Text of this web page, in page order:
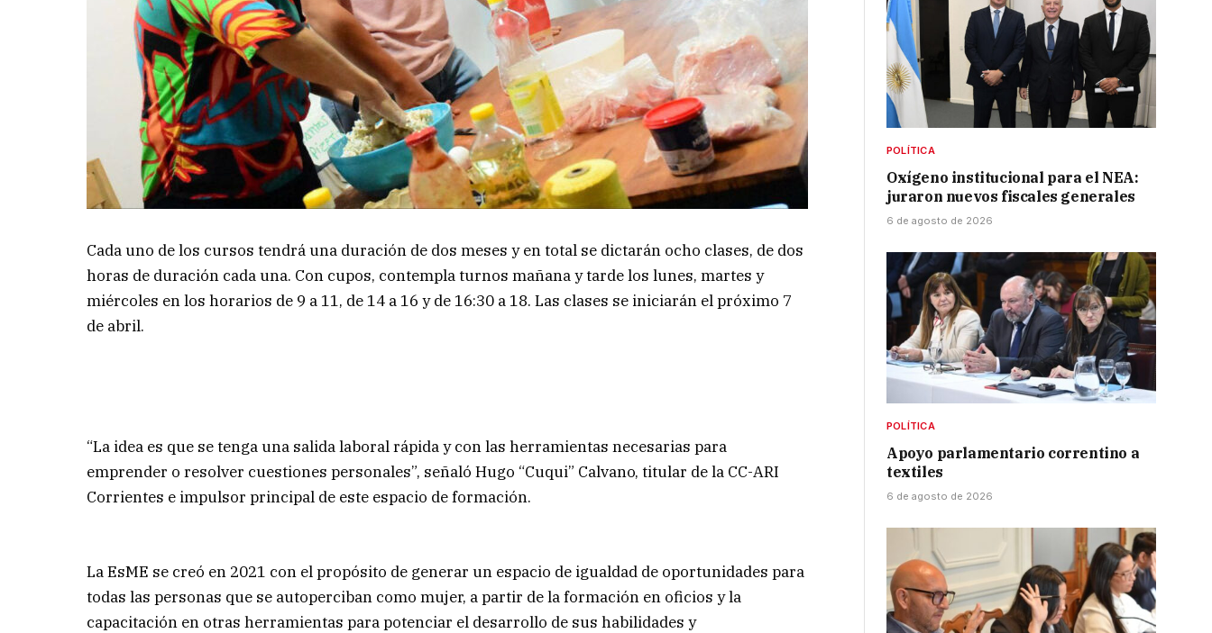
Cada uno de los cursos tendrá una duración de dos meses y en total se dictarán ocho clases, de dos
horas de duración cada una. Con cupos, contempla turnos mañana y tarde los lunes, martes y
miércoles en los horarios de 9 a 11, de 14 a 16 y de 16:30 a 18. Las clases se iniciarán el próximo 7
de abril.
“La idea es que se tenga una salida laboral rápida y con las herramientas necesarias para
emprender o resolver cuestiones personales”, señaló Hugo “Cuqui” Calvano, titular de la CC-ARI
Corrientes e impulsor principal de este espacio de formación.
La EsME se creó en 2021 con el propósito de generar un espacio de igualdad de oportunidades para
todas las personas que se autoperciban como mujer, a partir de la formación en oficios y la
capacitación en otras herramientas para potenciar el desarrollo de sus habilidades y
POLÍTICA
Oxígeno institucional para el NEA:
juraron nuevos fiscales generales
6 de agosto de 2026
POLÍTICA
Apoyo parlamentario correntino a
textiles
6 de agosto de 2026